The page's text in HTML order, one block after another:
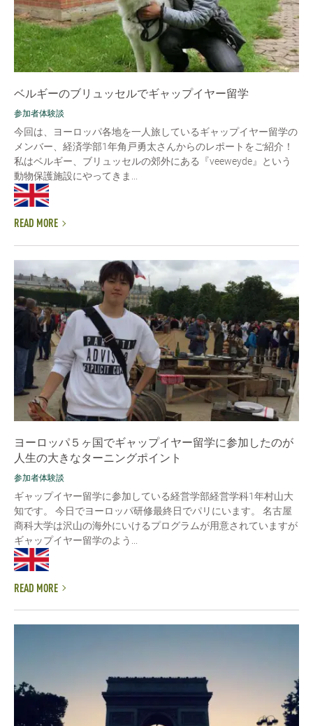
ベルギーのブリュッセルでギャップイヤー留学
参加者体験談
今回は、ヨーロッパ各地を一人旅しているギャップイヤー留学の
メンバー、経済学部1年角戸勇太さんからのレポートをご紹介！
私はベルギー、ブリュッセルの郊外にある『veeweyde』という
動物保護施設にやってきま...
READ MORE
ヨーロッパ５ヶ国でギャップイヤー留学に参加したのが
人生の大きなターニングポイント
参加者体験談
ギャップイヤー留学に参加している経営学部経営学科1年村山大
知です。 今日でヨーロッパ研修最終日でパリにいます。 名古屋
商科大学は沢山の海外にいけるプログラムが用意されていますが
ギャップイヤー留学のよう...
READ MORE